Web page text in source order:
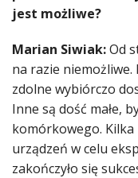
jest możliwe?
Marian Siwiak:Od
na razie
zdolne wybiórczo
Inne są dość małe,
komórkowego.
urządzeń w celu
zakończyło się